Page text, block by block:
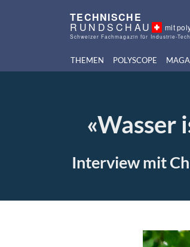
TECHNISCHE
RUNDSCHAU mit
Schweizer Fachmagazin für Industrie-
THEMEN POLYSCOPE
«Wasser
Interview mit